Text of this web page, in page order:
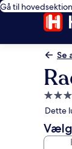
Gå til
Se
5.0-
Dette